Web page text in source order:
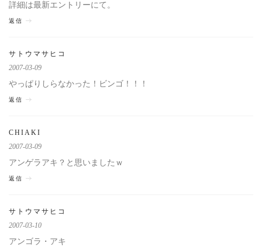
詳細は最新エントリーにて。
返信
サトウマサヒコ
2007-03-09
やっぱりしらなかった！ビンゴ！！！
返信
CHIAKI
2007-03-09
アンゲラアキ？と思いましたｗ
返信
サトウマサヒコ
2007-03-10
アンゴラ・アキ